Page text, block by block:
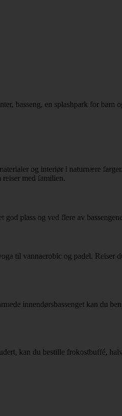
basseng, en splashpark for barn
og interiør i naturnære
med familien.
plass og ved flere av
til vannaerobic og padel. Reiser
innendørsbassenget kan du
kan du bestille frokostbuffé,